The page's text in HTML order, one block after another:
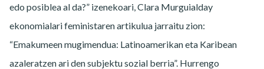
edo posiblea al da?” izenekoari, Clara Murguialday
ekonomialari feministaren artikulua jarraitu zion:
“Emakumeen mugimendua: Latinoamerikan eta Karibean
azaleratzen ari den subjektu sozial berria”. Hurrengo